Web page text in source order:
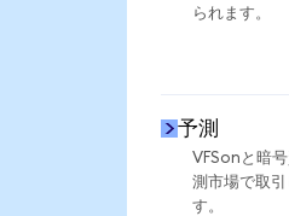
られます。
予測
VFSonと暗
測市場で取引
す。